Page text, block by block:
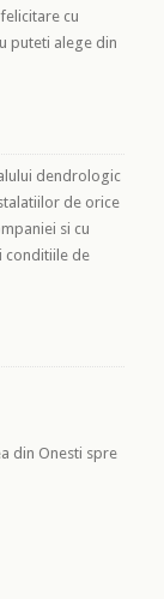
cu
puteti alege din
dendrologic
de orice
si cu
conditiile de
din Onesti spre